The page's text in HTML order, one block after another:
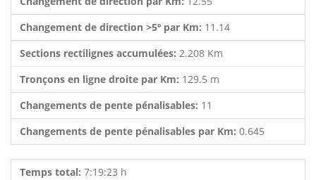
Changement de direction >5º par Km: 11.14
Sections rectilignes accumulées: 2.208 Km
Tronçons en ligne droite par Km: 129.5 m
Changements de pente pénalisables: 11
Changements de pente pénalisables par Km: 0.645
Temps total: 7:19:23 h